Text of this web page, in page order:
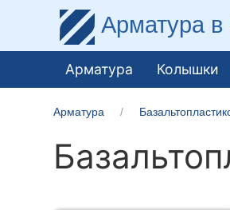
Арматура в
Арматура Колышки
Арматура